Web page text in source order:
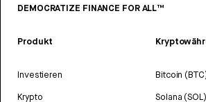
DEMOCRATIZE FINANCE FOR ALL™
Produkt
Investieren
Krypto
Bitcoin
Solana (SOL)